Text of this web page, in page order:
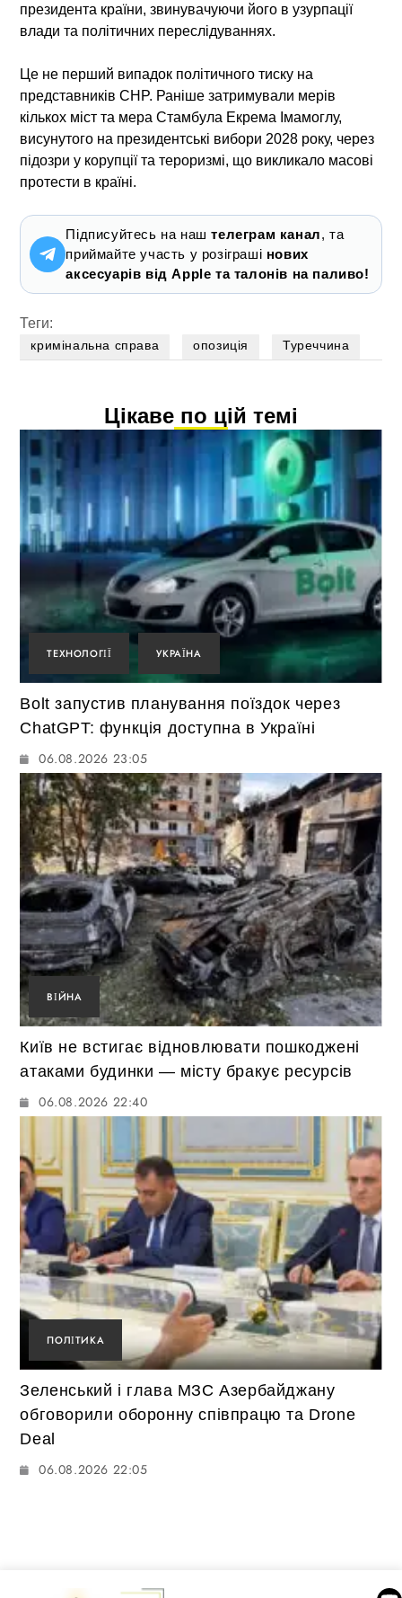
президента країни, звинувачуючи його в узурпації
влади та політичних переслідуваннях.
Це не перший випадок політичного тиску на
представників CHP. Раніше затримували мерів
кількох міст та мера Стамбула Екрема Імамоглу,
висунутого на президентські вибори 2028 року, через
підозри у корупції та тероризмі, що викликало масові
протести в країні.
Підписуйтесь на наштелеграм канал, та
приймайте участь у розіграші нових
аксесуарів від Apple та талонів на паливо!
Теги:
кримінальна справа опозиція Туреччина
Цікаве по цій темі
ТЕХНОЛОГІЇ УКРАЇНА
Bolt запустив планування поїздок через
ChatGPT: функція доступна в Україні
06.08.2026 23:05
ВІЙНА
Київ не встигає відновлювати пошкоджені
атаками будинки — місту бракує ресурсів
06.08.2026 22:40
ПОЛІТИКА
Зеленський і глава МЗС Азербайджану
обговорили оборонну співпрацю та Drone
Deal
06.08.2026 22:05